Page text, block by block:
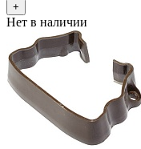
+
Нет в наличии